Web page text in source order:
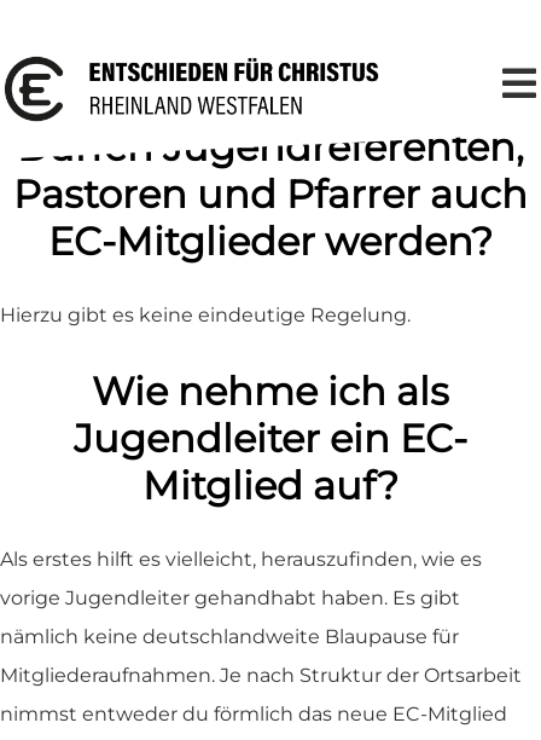
Dürfen Jugendreferenten,
Pastoren und Pfarrer auch
EC-Mitglieder werden?
Hierzu gibt es keine eindeutige Regelung.
Wie nehme ich als
Jugendleiter ein EC-
Mitglied auf?
Als erstes hilft es vielleicht, herauszufinden, wie es
vorige Jugendleiter gehandhabt haben. Es gibt
nämlich keine deutschlandweite Blaupause für
Mitgliederaufnahmen. Je nach Struktur der Ortsarbeit
nimmst entweder du förmlich das neue EC-Mitglied